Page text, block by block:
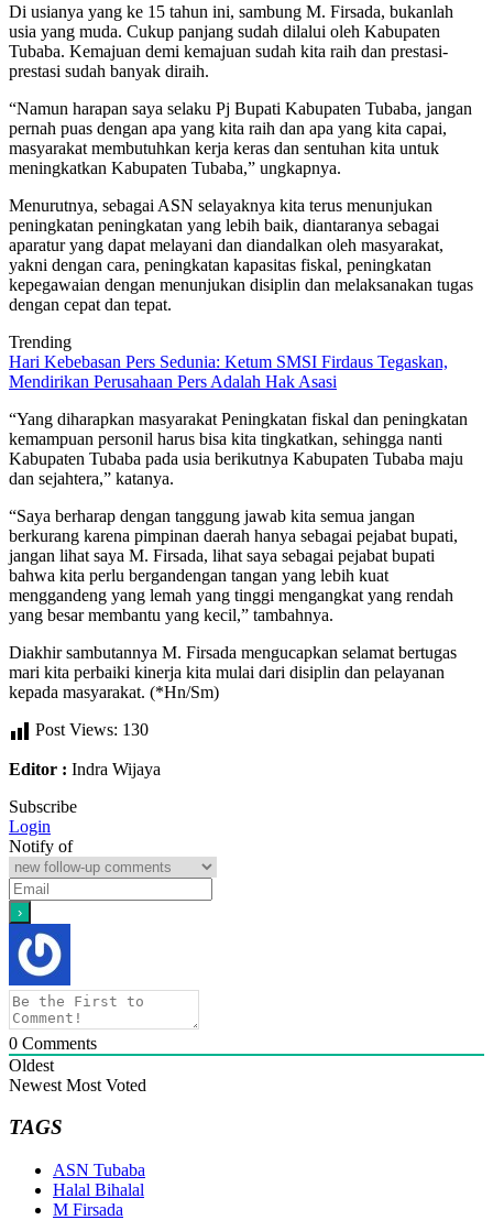
Di usianya yang ke 15 tahun ini, sambung M. Firsada, bukanlah
usia yang muda. Cukup panjang sudah dilalui oleh Kabupaten
Tubaba. Kemajuan demi kemajuan sudah kita raih dan prestasi-
prestasi sudah banyak diraih.
“Namun harapan saya selaku Pj Bupati Kabupaten Tubaba, jangan
pernah puas dengan apa yang kita raih dan apa yang kita capai,
masyarakat membutuhkan kerja keras dan sentuhan kita untuk
meningkatkan Kabupaten Tubaba,” ungkapnya.
Menurutnya, sebagai ASN selayaknya kita terus menunjukan
peningkatan peningkatan yang lebih baik, diantaranya sebagai
aparatur yang dapat melayani dan diandalkan oleh masyarakat,
yakni dengan cara, peningkatan kapasitas fiskal, peningkatan
kepegawaian dengan menunjukan disiplin dan melaksanakan tugas
dengan cepat dan tepat.
Trending
Hari Kebebasan Pers Sedunia: Ketum SMSI Firdaus Tegaskan,
Mendirikan Perusahaan Pers Adalah Hak Asasi
“Yang diharapkan masyarakat Peningkatan fiskal dan peningkatan
kemampuan personil harus bisa kita tingkatkan, sehingga nanti
Kabupaten Tubaba pada usia berikutnya Kabupaten Tubaba maju
dan sejahtera,” katanya.
“Saya berharap dengan tanggung jawab kita semua jangan
berkurang karena pimpinan daerah hanya sebagai pejabat bupati,
jangan lihat saya M. Firsada, lihat saya sebagai pejabat bupati
bahwa kita perlu bergandengan tangan yang lebih kuat
menggandeng yang lemah yang tinggi mengangkat yang rendah
yang besar membantu yang kecil,” tambahnya.
Diakhir sambutannya M. Firsada mengucapkan selamat bertugas
mari kita perbaiki kinerja kita mulai dari disiplin dan pelayanan
kepada masyarakat. (*Hn/Sm)
Post Views: 130
Editor : Indra Wijaya
Subscribe
Login
Notify of
0 Comments
Oldest
Newest Most Voted
TAGS
ASN Tubaba
Halal Bihalal
M Firsada